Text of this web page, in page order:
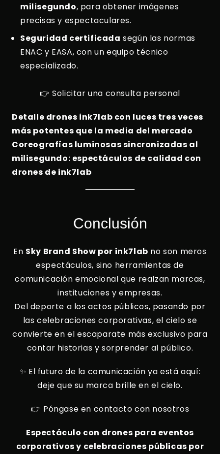
milisegundo, para obtener imágenes
precisas y espectaculares.
Seguridad certificada según las normas
ENAC y EASA, con un equipo técnico
especializado.
👉 Solicitar una consulta personal
Detalle drones ink7lab con luces tres veces
más potentes que la media del mercado
Coreografías luminosas sincronizadas al
milisegundo: espectáculos de calidad con
drones de ink7lab
Conclusión
En Sky Brand Show por ink7lab no son meros
espectáculos, sino herramientas de
comunicación emocional que realzan marcas,
instituciones y empresas.
Del deporte a los actos públicos, pasando por
las celebraciones corporativas, el cielo se
convierte en el escaparate más exclusivo para
contar historias y sorprender al público.
✨ El futuro de la comunicación ya está aquí:
deje que su marca brille en el cielo.
👉 Póngase en contacto con nosotros
Espectáculo con drones para eventos
corporativos y celebraciones públicas por